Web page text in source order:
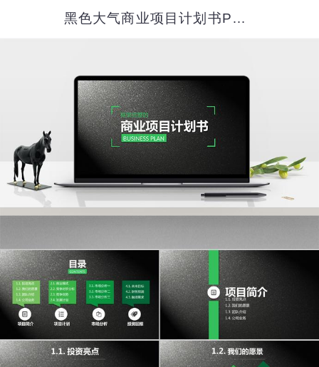
黑色大气商业项目计划书PPT模板